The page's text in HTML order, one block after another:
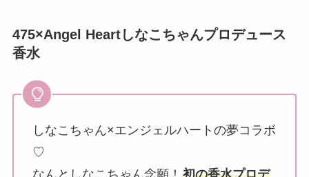
475×Angel Heartしなこちゃんプロデュース
香水
しなこちゃん×エンジェルハートの夢コラボ
♡